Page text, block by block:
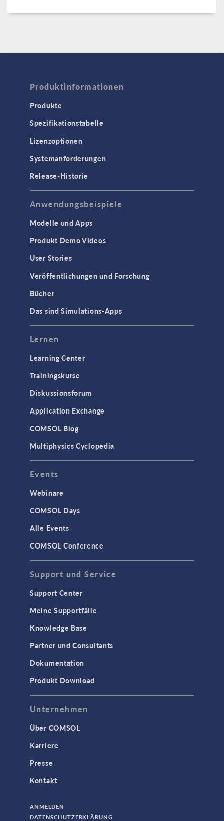
Produktinformationen
Produkte
Spezifikationstabelle
Lizenzoptionen
Systemanforderungen
Release-Historie
Anwendungsbeispiele
Modelle und Apps
Produkt Demo Videos
User Stories
Veröffentlichungen und Forschung
Bücher
Das sind Simulations-Apps
Lernen
Learning Center
Trainingskurse
Diskussionsforum
Application Exchange
COMSOL Blog
Multiphysics Cyclopedia
Events
Webinare
COMSOL Days
Alle Events
COMSOL Conference
Support und Service
Support Center
Meine Supportfälle
Knowledge Base
Partner und Consultants
Dokumentation
Produkt Download
Unternehmen
Über COMSOL
Karriere
Presse
Kontakt
ANMELDEN
DATENSCHUTZERKLÄRUNG